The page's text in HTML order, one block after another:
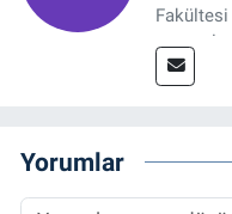
Sosyal
Spor,
Yorumlar